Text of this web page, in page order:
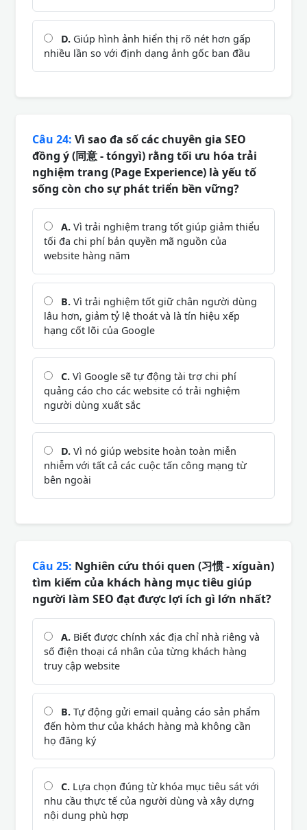
D. Giúp hình ảnh hiển thị rõ nét hơn gấp
nhiều lần so với định dạng ảnh gốc ban đầu
Câu 24: Vì sao đa số các chuyên gia SEO
đồng ý (同意 - tóngyì) rằng tối ưu hóa trải
nghiệm trang (Page Experience) là yếu tố
sống còn cho sự phát triển bền vững?
A. Vì trải nghiệm trang tốt giúp giảm thiểu
tối đa chi phí bản quyền mã nguồn của
website hàng năm
B. Vì trải nghiệm tốt giữ chân người dùng
lâu hơn, giảm tỷ lệ thoát và là tín hiệu xếp
hạng cốt lõi của Google
C. Vì Google sẽ tự động tài trợ chi phí
quảng cáo cho các website có trải nghiệm
người dùng xuất sắc
D. Vì nó giúp website hoàn toàn miễn
nhiễm với tất cả các cuộc tấn công mạng từ
bên ngoài
Câu 25: Nghiên cứu thói quen (习惯 - xíguàn)
tìm kiếm của khách hàng mục tiêu giúp
người làm SEO đạt được lợi ích gì lớn nhất?
A. Biết được chính xác địa chỉ nhà riêng và
số điện thoại cá nhân của từng khách hàng
truy cập website
B. Tự động gửi email quảng cáo sản phẩm
đến hòm thư của khách hàng mà không cần
họ đăng ký
C. Lựa chọn đúng từ khóa mục tiêu sát với
nhu cầu thực tế của người dùng và xây dựng
nội dung phù hợp